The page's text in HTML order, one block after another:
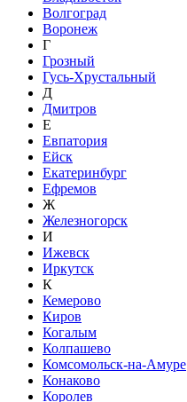
Волгоград
Воронеж
Г
Грозный
Гусь-Хрустальный
Д
Дмитров
Е
Евпатория
Ейск
Екатеринбург
Ефремов
Ж
Железногорск
И
Ижевск
Иркутск
К
Кемерово
Киров
Когалым
Колпашево
Комсомольск-на-Амуре
Конаково
Королев